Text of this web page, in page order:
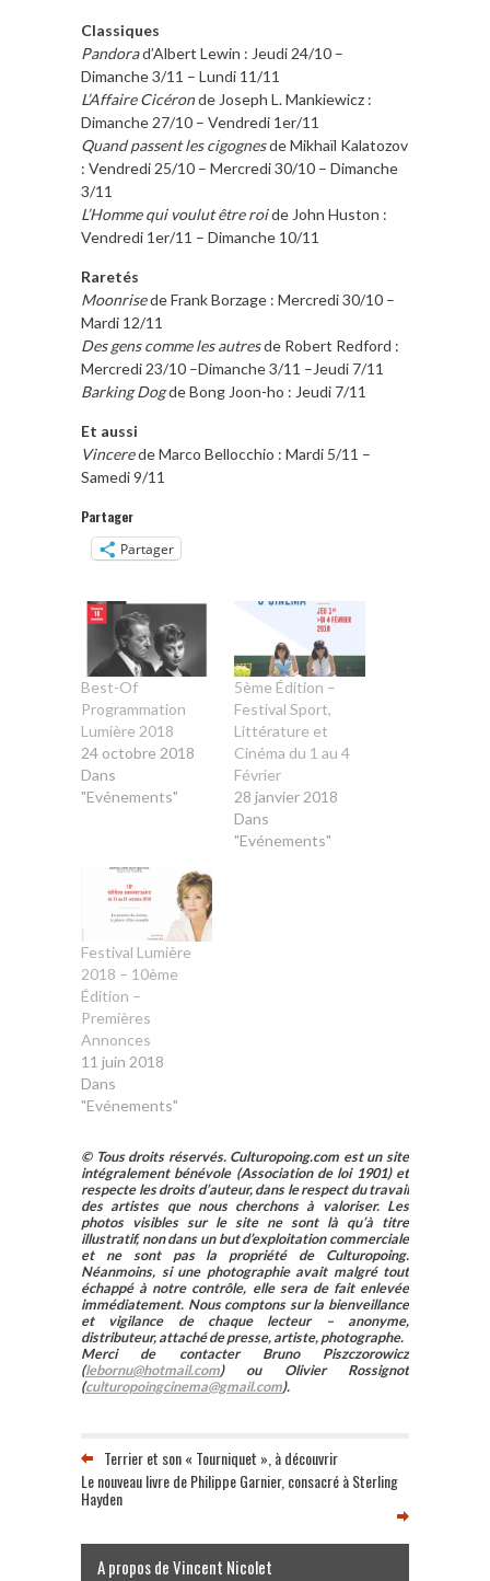
Classiques
Pandorad’Albert Lewin : Jeudi 24/10 –
Dimanche 3/11 – Lundi 11/11
L’Affaire Cicéronde Joseph L. Mankiewicz :
Dimanche 27/10 – Vendredi 1er/11
Quand passent les cigognesde Mikhaïl Kalatozov
: Vendredi 25/10 – Mercredi 30/10 – Dimanche
3/11
L’Homme qui voulut être roide John Huston :
Vendredi 1er/11 – Dimanche 10/11
Raretés
Moonrisede Frank Borzage : Mercredi 30/10 –
Mardi 12/11
Des gens comme les autresde Robert Redford :
Mercredi 23/10 –Dimanche 3/11 –Jeudi 7/11
Barking Dogde Bong Joon-ho : Jeudi 7/11
Et aussi
Vincerede Marco Bellocchio : Mardi 5/11 –
Samedi 9/11
Partager
Partager
Best-Of
Programmation
Lumière 2018
24 octobre 2018
Dans
"Evénements"
5ème Édition –
Festival Sport,
Littérature et
Cinéma du 1 au 4
Février
28 janvier 2018
Dans
"Evénements"
Festival Lumière
2018 – 10ème
Édition –
Premières
Annonces
11 juin 2018
Dans
"Evénements"
© Tous droits réservés. Culturopoing.com est un site
intégralement bénévole (Association de loi 1901) et
respecte les droits d’auteur, dans le respect du travail
des artistes que nous cherchons à valoriser. Les
photos visibles sur le site ne sont là qu’à titre
illustratif, non dans un but d’exploitation commerciale
et ne sont pas la propriété de Culturopoing.
Néanmoins, si une photographie avait malgré tout
échappé à notre contrôle, elle sera de fait enlevée
immédiatement. Nous comptons sur la bienveillance
et vigilance de chaque lecteur – anonyme,
distributeur, attaché de presse, artiste, photographe.
Merci de contacter Bruno Piszczorowicz
(lebornu@hotmail.com) ou Olivier Rossignot
(culturopoingcinema@gmail.com).
Terrier et son « Tourniquet », à découvrir
Le nouveau livre de Philippe Garnier, consacré à Sterling
Hayden
A propos de Vincent Nicolet